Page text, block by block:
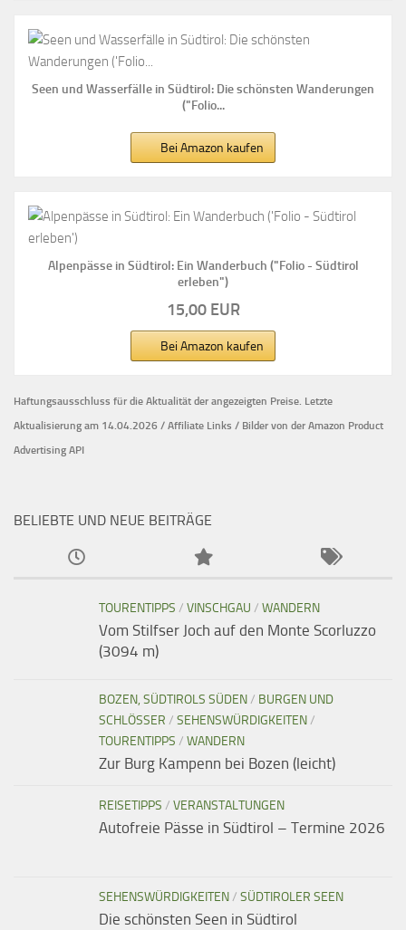
Seen und Wasserfälle in Südtirol: Die schönsten Wanderungen
("Folio...
Bei Amazon kaufen
Alpenpässe in Südtirol: Ein Wanderbuch ("Folio - Südtirol
erleben")
15,00 EUR
Bei Amazon kaufen
Haftungsausschluss für die Aktualität der angezeigten Preise. Letzte
Aktualisierung am 14.04.2026 / Affiliate Links / Bilder von der Amazon Product
Advertising API
BELIEBTE UND NEUE BEITRÄGE
TOURENTIPPS / VINSCHGAU / WANDERN
Vom Stilfser Joch auf den Monte Scorluzzo
(3094 m)
BOZEN, SÜDTIROLS SÜDEN/ BURGEN UND
SCHLÖSSER / SEHENSWÜRDIGKEITEN/
TOURENTIPPS / WANDERN
Zur Burg Kampenn bei Bozen (leicht)
REISETIPPS / VERANSTALTUNGEN
Autofreie Pässe in Südtirol – Termine 2026
SEHENSWÜRDIGKEITEN/ SÜDTIROLER SEEN
Die schönsten Seen in Südtirol